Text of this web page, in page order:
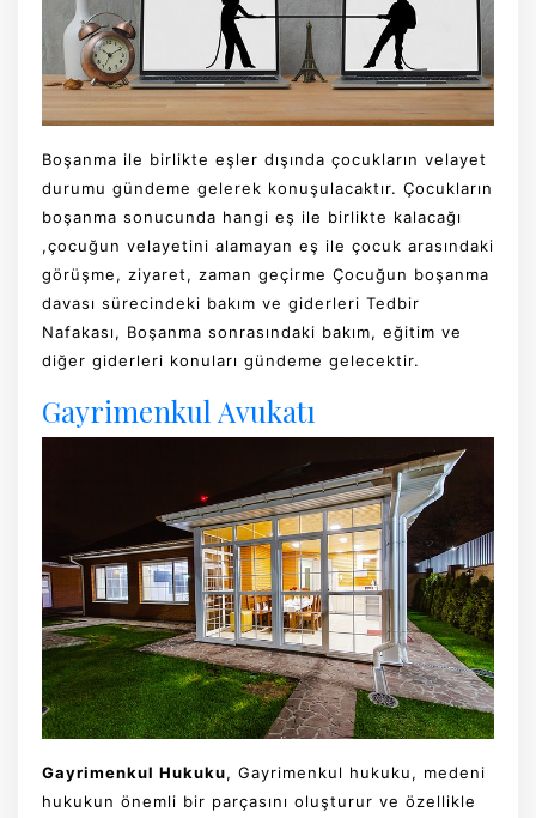
Boşanma ile birlikte eşler dışında çocukların velayet
durumu gündeme gelerek konuşulacaktır. Çocukların
boşanma sonucunda hangi eş ile birlikte kalacağı
,çocuğun velayetini alamayan eş ile çocuk arasındaki
görüşme, ziyaret, zaman geçirme Çocuğun boşanma
davası sürecindeki bakım ve giderleri Tedbir
Nafakası, Boşanma sonrasındaki bakım, eğitim ve
diğer giderleri konuları gündeme gelecektir.
Gayrimenkul Avukatı
Gayrimenkul Hukuku, Gayrimenkul hukuku, medeni
hukukun önemli bir parçasını oluşturur ve özellikle